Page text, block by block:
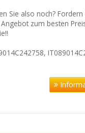
Sie also noch? Fordern
zum besten